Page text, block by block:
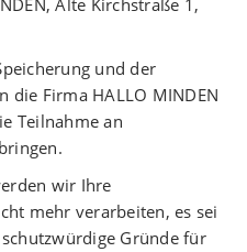
Alte Kirchstraße 1,
und der
die Firma HALLO MINDEN
Teilnahme an
wir Ihre
mehr verarbeiten, es sei
Gründe für